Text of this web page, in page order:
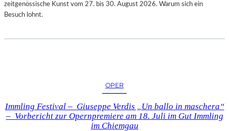
zeitgenössische Kunst vom 27. bis 30. August 2026. Warum sich ein
Besuch lohnt.
OPER
Immling Festival – Giuseppe Verdis „Un ballo in maschera“
– Vorbericht zur Opernpremiere am 18. Juli im Gut Immling
im Chiemgau